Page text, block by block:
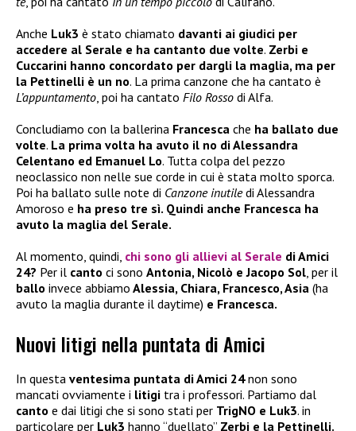
Anche Luk3 è stato chiamato davanti ai giudici per
accedere al Serale e ha cantanto due volte. Zerbi e
Cuccarini hanno concordato per dargli la maglia, ma per
la Pettinelli è un no. La prima canzone che ha cantato è
L’appuntamento , poi ha cantato Filo Rosso di Alfa.
Concludiamo con la ballerina Francesca che ha ballato due
volte. La prima volta ha avuto il no di Alessandra
Celentano ed Emanuel Lo. Tutta colpa del pezzo
neoclassico non nelle sue corde in cui è stata molto sporca.
Poi ha ballato sulle note di Canzone inutiledi Alessandra
Amoroso e ha preso tre sì. Quindi anche Francesca ha
avuto la maglia del Serale.
Al momento, quindi, chi sono gli allievi al Serale di Amici
24? Per il canto ci sono Antonia, Nicolò e Jacopo Sol , per il
ballo invece abbiamo Alessia, Chiara, Francesco, Asia (ha
avuto la maglia durante il daytime) e Francesca.
Nuovi litigi nella puntata di Amici
In questa ventesima puntata di Amici 24non sono
mancati ovviamente i litigi tra i professori. Partiamo dal
canto e dai litigi che si sono stati per TrigNO e Luk3. in
particolare per Luk3 hanno “duellato” Zerbi e la Pettinelli.